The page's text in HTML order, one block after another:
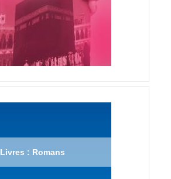
Livres : Romans